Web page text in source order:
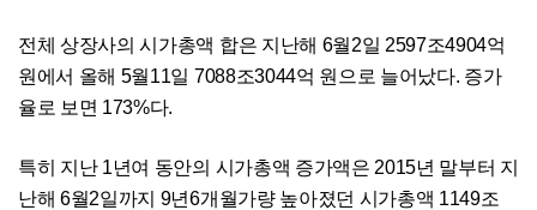
전체 상장사의 시가총액 합은 지난해 6월2일 2597조4904억
원에서 올해 5월11일 7088조3044억 원으로 늘어났다. 증가
율로 보면 173%다.
특히 지난 1년여 동안의 시가총액 증가액은 2015년 말부터 지
난해 6월2일까지 9년6개월가량 높아졌던 시가총액 1149조